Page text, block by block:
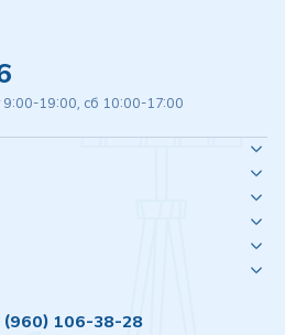
19:00, сб 10:00-17:00
(960) 106-38-28